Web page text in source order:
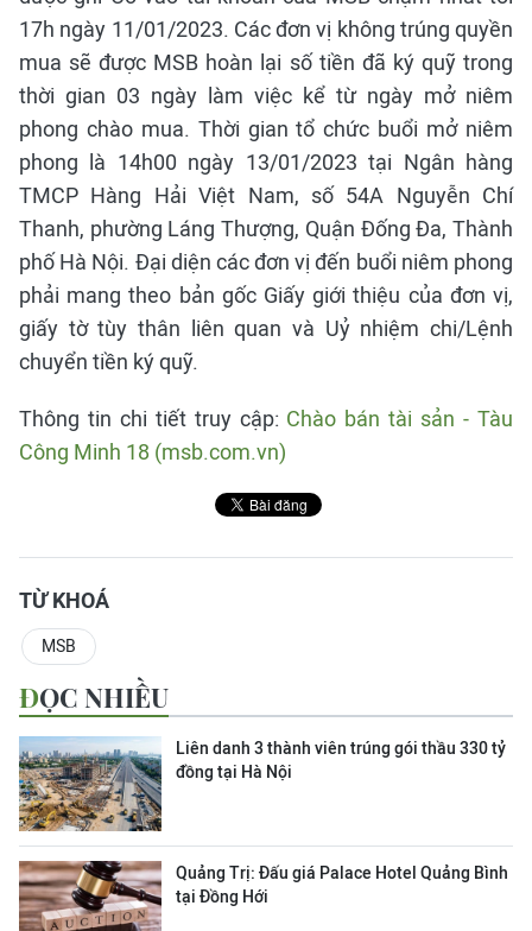
17h ngày 11/01/2023. Các đơn vị không trúng quyền
mua sẽ được MSB hoàn lại số tiền đã ký quỹ trong
thời gian 03 ngày làm việc kể từ ngày mở niêm
phong chào mua. Thời gian tổ chức buổi mở niêm
phong là 14h00 ngày 13/01/2023 tại Ngân hàng
TMCP Hàng Hải Việt Nam, số 54A Nguyễn Chí
Thanh, phường Láng Thượng, Quận Đống Đa, Thành
phố Hà Nội. Đại diện các đơn vị đến buổi niêm phong
phải mang theo bản gốc Giấy giới thiệu của đơn vị,
giấy tờ tùy thân liên quan và Uỷ nhiệm chi/Lệnh
chuyển tiền ký quỹ.
Thông tin chi tiết truy cập: Chào bán tài sản - Tàu
Công Minh 18 (msb.com.vn)
TỪ KHOÁ
MSB
ĐỌC NHIỀU
Liên danh 3 thành viên trúng gói thầu 330 tỷ
đồng tại Hà Nội
Quảng Trị: Đấu giá Palace Hotel Quảng Bình
tại Đồng Hới